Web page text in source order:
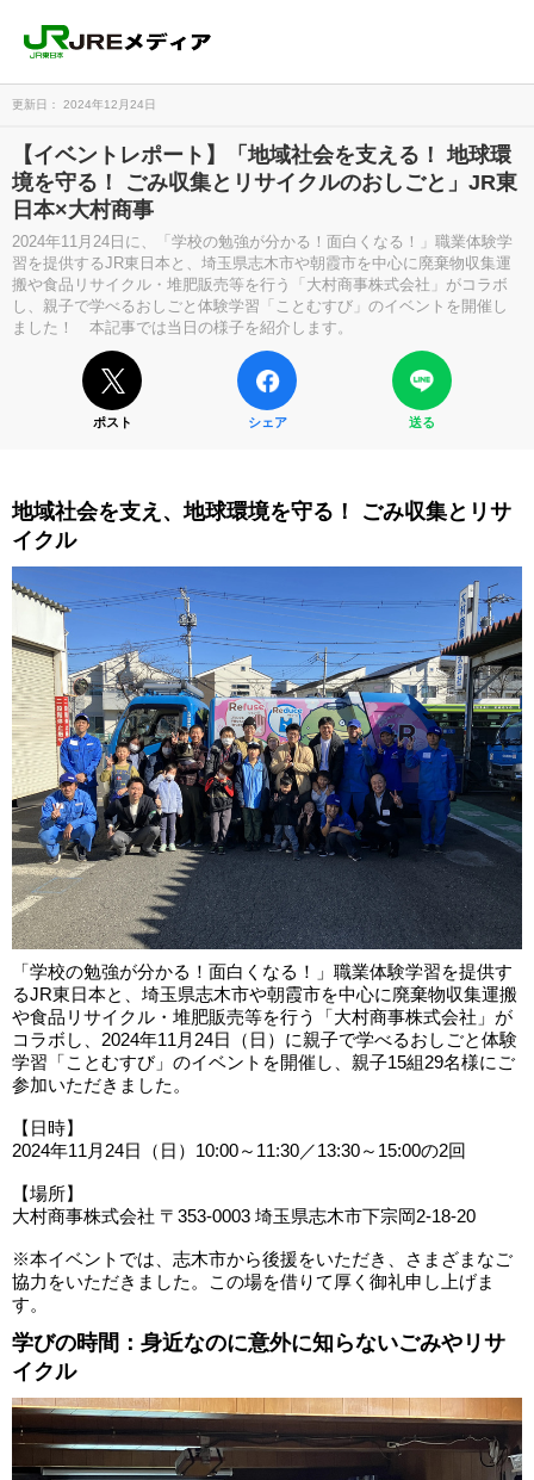
更新日： 2024年12月24日
【イベントレポート】「地域社会を支える！ 地球環
境を守る！ ごみ収集とリサイクルのおしごと」JR東
日本×大村商事
2024年11月24日に、「学校の勉強が分かる！面白くなる！」職業体験学
習を提供するJR東日本と、埼玉県志木市や朝霞市を中心に廃棄物収集運
搬や食品リサイクル・堆肥販売等を行う「大村商事株式会社」がコラボ
し、親子で学べるおしごと体験学習「ことむすび」のイベントを開催し
ました！ 本記事では当日の様子を紹介します。
ポスト シェア 送る
地域社会を支え、地球環境を守る！ ごみ収集とリサ
イクル
「学校の勉強が分かる！面白くなる！」職業体験学習を提供す
るJR東日本と、埼玉県志木市や朝霞市を中心に廃棄物収集運搬
や食品リサイクル・堆肥販売等を行う「大村商事株式会社」が
コラボし、2024年11月24日（日）に親子で学べるおしごと体験
学習「ことむすび」のイベントを開催し、親子15組29名様にご
参加いただきました。
【日時】
2024年11月24日（日）10:00～11:30／13:30～15:00の2回
【場所】
大村商事株式会社 〒353-0003 埼玉県志木市下宗岡2-18-20
※本イベントでは、志木市から後援をいただき、さまざまなご
協力をいただきました。この場を借りて厚く御礼申し上げま
す。
学びの時間：身近なのに意外に知らないごみやリサ
イクル